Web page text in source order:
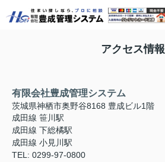
アクセス情報
有限会社豊成管理システム
茨城県神栖市奥野谷8168 豊成ビル1階
成田線 笹川駅
成田線 下総橘駅
成田線 小見川駅
TEL: 0299-97-0800